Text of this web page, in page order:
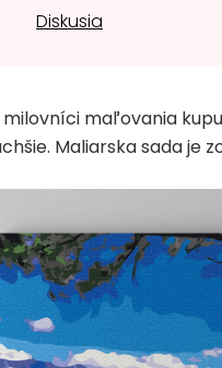
Diskusia
maľovania
Maliarska sada je